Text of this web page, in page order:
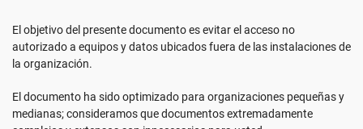
DORA
ISO 42001
Por dónde empezar
Otros
Consultores
Empresas de TI y SaaS
Acerca de nosotros
Contáctenos
El objetivo del presente documento es evitar el acceso no
autorizado a equipos y datos ubicados fuera de las instalaciones de
la organización.
El documento ha sido optimizado para organizaciones pequeñas y
medianas; consideramos que documentos extremadamente